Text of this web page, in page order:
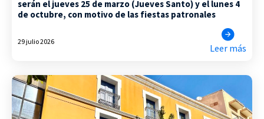
serán el jueves 25 de marzo (Jueves Santo) y el lunes 4
de octubre, con motivo de las fiestas patronales
29 julio 2026
Leer más